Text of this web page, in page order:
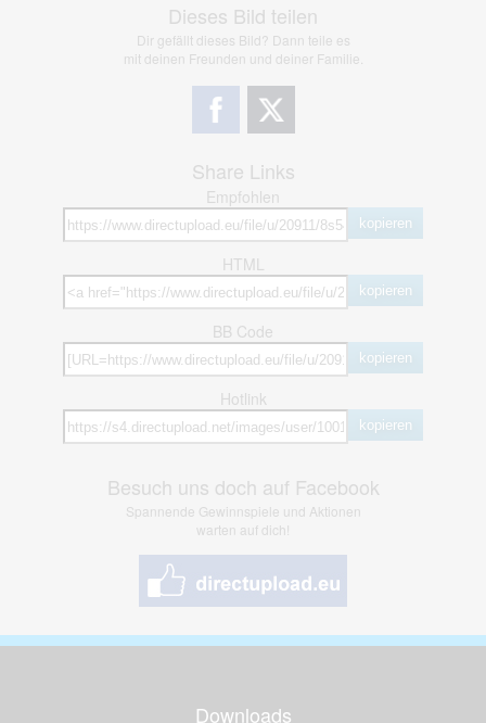
Dieses Bild teilen
Dir gefällt dieses Bild? Dann teile es
mit deinen Freunden und deiner Familie.
Share Links
Empfohlen
kopieren
HTML
kopieren
BB Code
kopieren
Hotlink
kopieren
Besuch uns doch auf Facebook
Spannende Gewinnspiele und Aktionen
warten auf dich!
Downloads